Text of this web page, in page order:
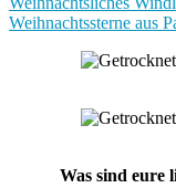
Weihnachtssterne aus
Was sind eure